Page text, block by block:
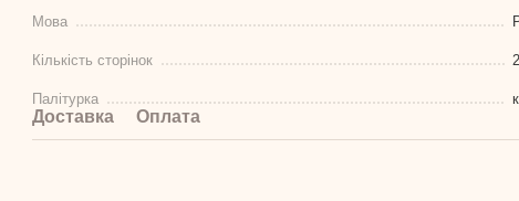
Мова
Кількість сторінок
Палітурка
Доставка Оплата